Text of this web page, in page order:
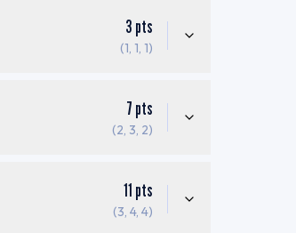
3 pts
(1, 1, 1)
7 pts
(2, 3, 2)
11 pts
(3, 4, 4)